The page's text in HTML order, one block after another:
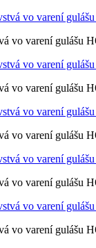
vo varení gulášu
vo varení gulášu
vo varení gulášu
vo varení gulášu
vo varení gulášu